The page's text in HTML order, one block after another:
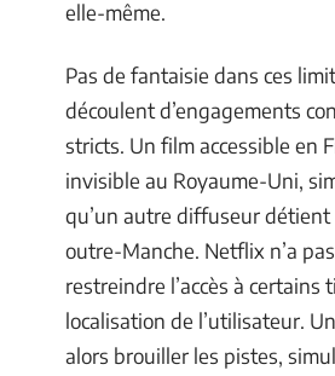
elle-même.
Pas de fantaisie dans ces
découlent d’engagements
stricts. Un film accessible en
invisible au Royaume-Uni,
qu’un autre diffuseur
outre-Manche. Netflix n’a
restreindre l’accès à certains
localisation de l’utilisateur. Un
alors brouiller les pistes,